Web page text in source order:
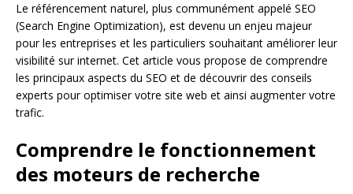
Le référencement naturel, plus communément appelé SEO
(Search Engine Optimization), est devenu un enjeu majeur
pour les entreprises et les particuliers souhaitant améliorer leur
visibilité sur internet. Cet article vous propose de comprendre
les principaux aspects du SEO et de découvrir des conseils
experts pour optimiser votre site web et ainsi augmenter votre
trafic.
Comprendre le fonctionnement
des moteurs de recherche